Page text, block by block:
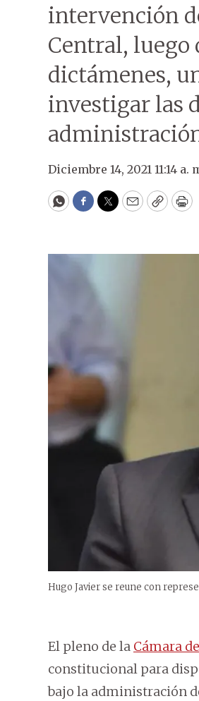
intervención
Central, luego
dictámenes,
investigar las
Diciembre 14, 2021 11:14 a.
WhatsApp
Facebook
Twitter
EmailCopy
Hugo Javier se reune con
El pleno de la Cámara
constitucional para
bajo la administración